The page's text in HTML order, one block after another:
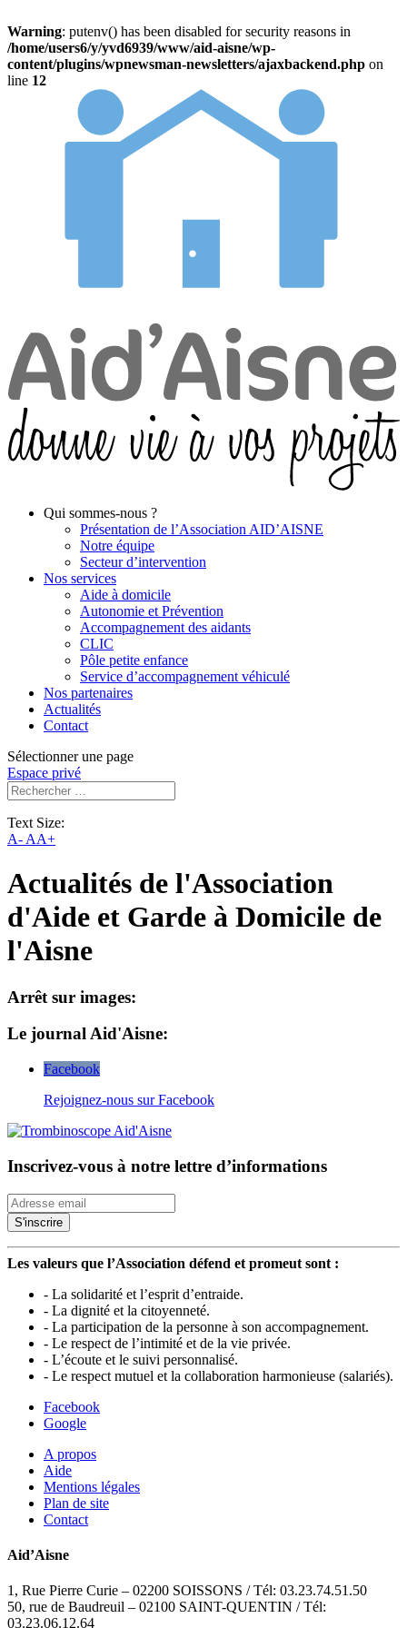
Warning: putenv() has been disabled for security reasons in
/home/users6/y/yvd6939/www/aid-aisne/wp-
content/plugins/wpnewsman-newsletters/ajaxbackend.php on
line 12
Qui sommes-nous ?
Présentation de l’Association AID’AISNE
Notre équipe
Secteur d’intervention
Nos services
Aide à domicile
Autonomie et Prévention
Accompagnement des aidants
CLIC
Pôle petite enfance
Service d’accompagnement véhiculé
Nos partenaires
Actualités
Contact
Sélectionner une page
Espace privé
Text Size:
A- AA+
Actualités de l'Association
d'Aide et Garde à Domicile de
l'Aisne
Arrêt sur images:
Le journal Aid'Aisne:
Facebook
Rejoignez-nous sur Facebook
Inscrivez-vous à notre lettre d’informations
Les valeurs que l’Association défend et promeut sont :
- La solidarité et l’esprit d’entraide.
- La dignité et la citoyenneté.
- La participation de la personne à son accompagnement.
- Le respect de l’intimité et de la vie privée.
- L’écoute et le suivi personnalisé.
- Le respect mutuel et la collaboration harmonieuse (salariés).
Facebook
Google
A propos
Aide
Mentions légales
Plan de site
Contact
Aid’Aisne
1, Rue Pierre Curie – 02200 SOISSONS / Tél: 03.23.74.51.50
50, rue de Baudreuil – 02100 SAINT-QUENTIN / Tél:
03.23.06.12.64